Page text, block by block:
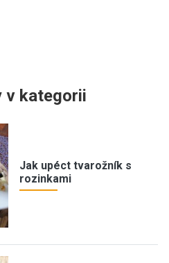
v kategorii
Jak upéct tvarožník s
rozinkami